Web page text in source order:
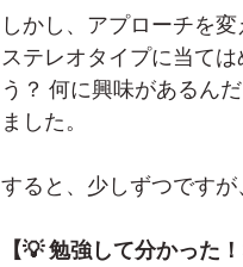
しかし、アプローチを
ステレオタイプに当て
う？ 何に興味があるん
ました。
すると、少しずつです
【💡 勉強して分かった